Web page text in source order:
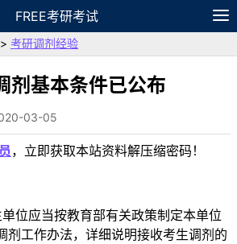
FREE考研考试
题 APP
> 考研调剂经验
基本条件已公布
03-05
，立即获取本站资料解压缩密码！
应当按教育部有关政策制定本单位
剂工作办法，详细说明接收考生调剂的